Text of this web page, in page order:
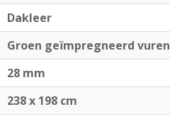
Dakleer
Groen geïmpregneerd vuren
28 mm
238 x 198 cm